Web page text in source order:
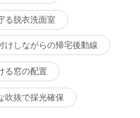
る脱衣洗面室
けしながらの帰宅後動線
る窓の配置
吹抜で採光確保